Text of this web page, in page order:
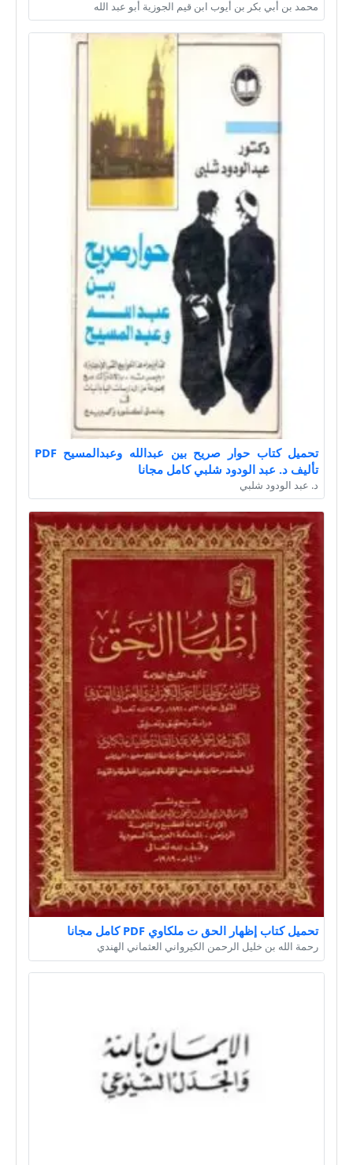
محمد بن أبي بكر بن أيوب ابن قيم الجوزية أبو عبد الله
تحميل كتاب حوار صريح بين عبدالله وعبدالمسيح PDF
تأليف د. عبد الودود شلبي كامل مجانا
د. عبد الودود شلبي
تحميل كتاب إظهار الحق ت ملكاوي PDF كامل مجانا
رحمة الله بن خليل الرحمن الكيرواني العثماني الهندي